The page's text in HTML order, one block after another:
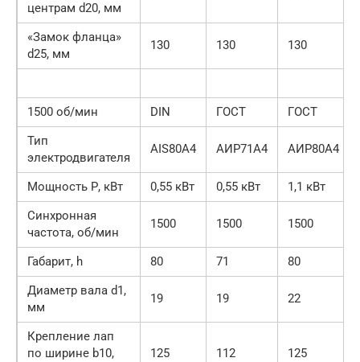
центрам d20, мм
«Замок фланца»
d25, мм
130 130 130
1500 об/мин DIN ГОСТ
ГОСТ
Тип
электродвигателя
АIS80А4 АИР71А4 АИР80A4
Мощность Р, кВт 0,55 кВт 0,55 кВт
1,1 кВт
Синхронная
частота, об/мин
1500 1500 1500
Габарит, h 80 71
80
Диаметр вала d1,
мм
19 19 22
Крепление лап
по ширине b10,
125 112 125